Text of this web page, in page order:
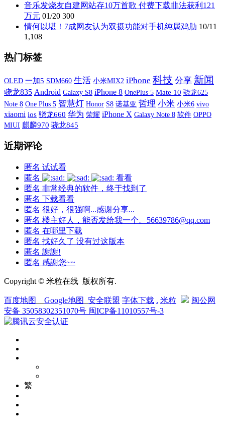
音乐发烧友自建网站存10万首歌 付费下载非法获利121
万元 01/20 300
情何以堪！7成网友认为双摄功能对手机纯属鸡肋 10/11
1,108
热门标签
OLED 一加5 SDM660 生活 小米MIX2 iPhone 科技 分享 新闻
骁龙835 Android Galaxy S8 iPhone 8 OnePlus 5 Mate 10 骁龙625
Note 8 One Plus 5 智慧灯 Honor S8 诺基亚 哲理 小米 小米6 vivo
xiaomi ios 骁龙660 华为 荣耀 iPhone X Galaxy Note 8 软件 OPPO
MIUI 麒麟970 骁龙845
近期评论
匿名 试试看
匿名
看看
匿名 非常经典的软件，终于找到了
匿名 下载看看
匿名 很好，很强啊...感谢分享...
匿名 楼主好人，能否发给我一个。56639786@qq.com
匿名 在哪里下载
匿名 找好久了 没有过这版本
匿名 謝謝!
匿名 感謝您~~
Copyright © 米粒在线 版权所有.
百度地图 Google地图 安全联盟 字体下载 . 米粒
闽公网
安备 35058302351070号 闽ICP备11010557号-3
繁